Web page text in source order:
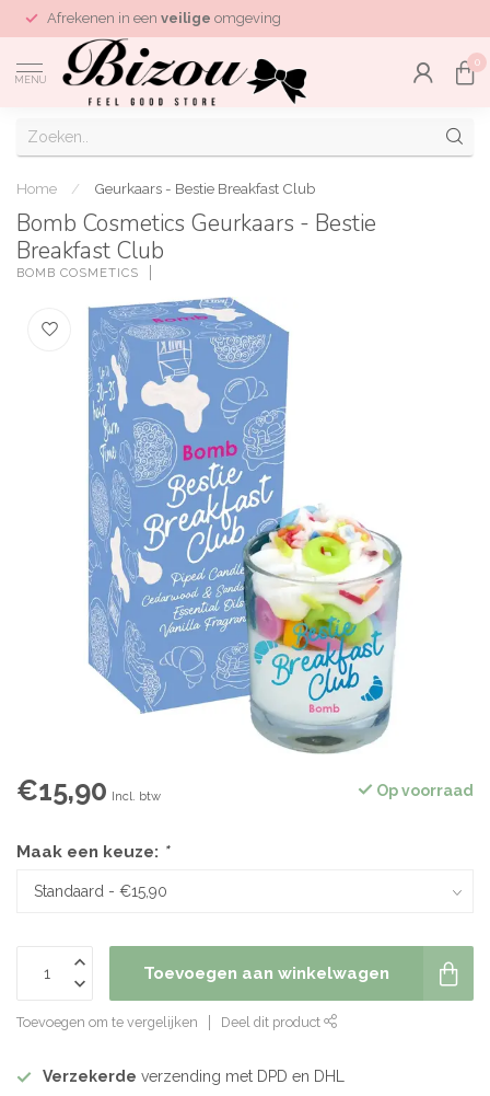
Afrekenen in een veilige omgeving
MENU
0
Home / Geurkaars - Bestie Breakfast Club
Bomb Cosmetics Geurkaars - Bestie
Breakfast Club
BOMB COSMETICS
€15,90 Incl. btw Op voorraad
Maak een keuze: *
Toevoegen aan winkelwagen
Toevoegen om te vergelijken Deel dit product
Verzekerde verzending met DPD en DHL